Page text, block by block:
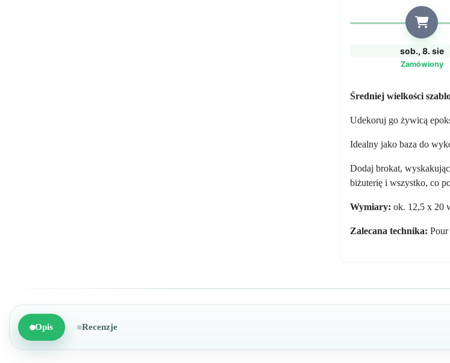
sob., 8. sie
Zamówiony
Średniej wielkości
Udekoruj go żywicą
Idealny jako baza do
Dodaj brokat,
biżuterię i wszystko, co
Wymiary: ok. 12,5 x 20
Zalecana technika:
Opis Recenzje